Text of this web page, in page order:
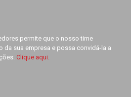
permite que o nosso time
da sua empresa e possa convidá-la a
Clique aqui.